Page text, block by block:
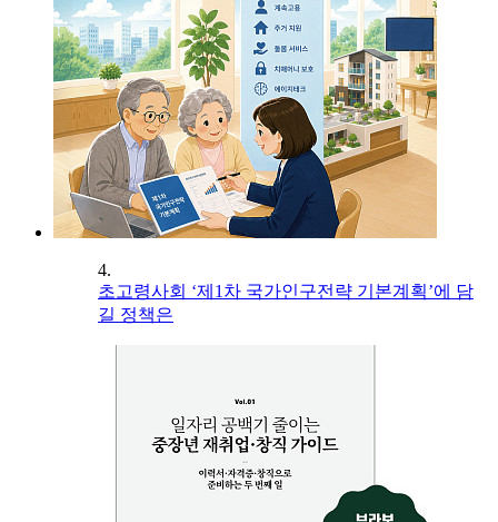
4.
초고령사회 ‘제1차 국가인구전략 기본계획’에 담
길 정책은